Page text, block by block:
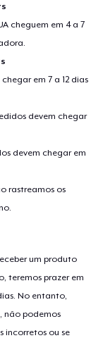
cheguem em 4 a 7
em 7 a 12 dias
devem chegar
devem chegar em
rastreamos os
um produto
teremos prazer em
No entanto,
não podemos
incorretos ou se